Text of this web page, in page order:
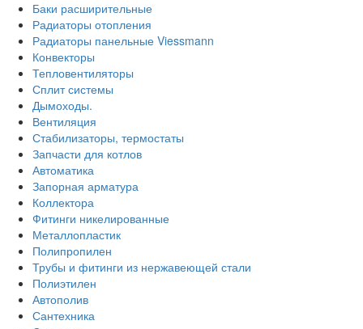
Баки расширительные
Радиаторы отопления
Радиаторы панельные Viessmann
Конвекторы
Тепловентиляторы
Сплит системы
Дымоходы.
Вентиляция
Стабилизаторы, термостаты
Запчасти для котлов
Автоматика
Запорная арматура
Коллектора
Фитинги никелированные
Металлопластик
Полипропилен
Трубы и фитинги из нержавеющей стали
Полиэтилен
Автополив
Сантехника